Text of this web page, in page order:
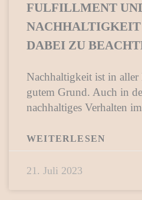
FULFILLMENT
NACHHALTIGKEIT
DABEI ZU
Nachhaltigkeit ist in aller
gutem Grund. Auch in
nachhaltiges Verhalten
WEITERLESEN
21. Juli 2023